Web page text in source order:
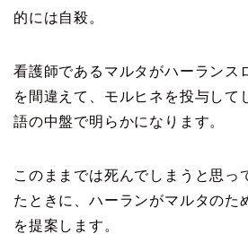
的には自殺。
看護師であるマルタがハーランス
を間違えて、モルヒネを投与して
語の中盤で明らかになります。
このままでは死んでしまうと思っ
たときに、ハーランがマルタのた
を提案します。